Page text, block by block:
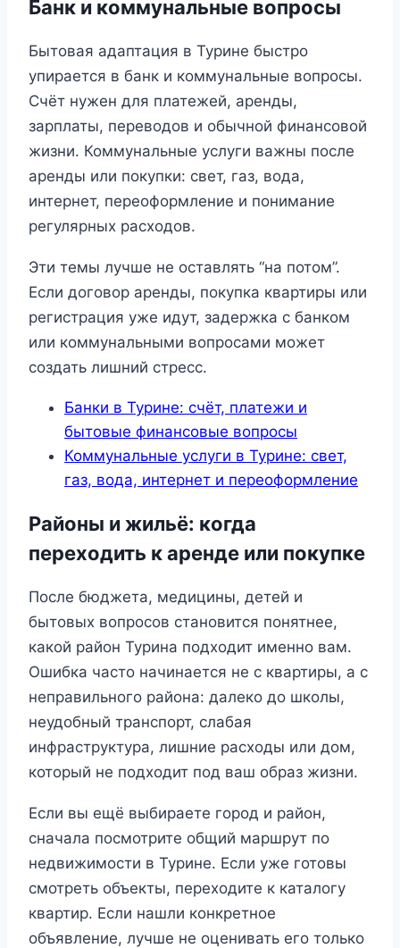
Банк и коммунальные вопросы
Бытовая адаптация в Турине быстро
упирается в банк и коммунальные вопросы.
Счёт нужен для платежей, аренды,
зарплаты, переводов и обычной финансовой
жизни. Коммунальные услуги важны после
аренды или покупки: свет, газ, вода,
интернет, переоформление и понимание
регулярных расходов.
Эти темы лучше не оставлять “на потом”.
Если договор аренды, покупка квартиры или
регистрация уже идут, задержка с банком
или коммунальными вопросами может
создать лишний стресс.
Банки в Турине: счёт, платежи и
бытовые финансовые вопросы
Коммунальные услуги в Турине: свет,
газ, вода, интернет и переоформление
Районы и жильё: когда
переходить к аренде или покупке
После бюджета, медицины, детей и
бытовых вопросов становится понятнее,
какой район Турина подходит именно вам.
Ошибка часто начинается не с квартиры, а с
неправильного района: далеко до школы,
неудобный транспорт, слабая
инфраструктура, лишние расходы или дом,
который не подходит под ваш образ жизни.
Если вы ещё выбираете город и район,
сначала посмотрите общий маршрут по
недвижимости в Турине. Если уже готовы
смотреть объекты, переходите к каталогу
квартир. Если нашли конкретное
объявление, лучше не оценивать его только